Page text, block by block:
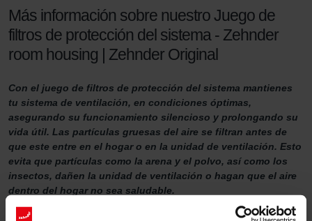
Más información sobre nuestro Juego de
filtros de protección del sistema - Zehnder
room housing | Zehnder Original
Con el juego de filtros de protección del sistema mantienes
tu sistema de ventilación, en condiciones óptimas,
asegurando su funcionamiento silencioso y prolongando su
vida útil. Las partículas gruesas del aire se filtran antes de
que este entre en el hogar o en la unidad de ventilación. Esto
evita que partículas como la arena y el polvo, así como los
insectos, dañen la unidad de ventilación o hagan que el aire
dentro del hogar no sea saludable.